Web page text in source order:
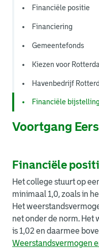
Financiële positie
Financiering
Gemeentefonds
Kiezen voor
Havenbedrijf
Financiële
Voortgang
Financiële
Het college stuurt op
minimaal 1,0, zoals in
Het
net onder de norm. Het
is 1,02 en daarmee
Weerstandsvermogen